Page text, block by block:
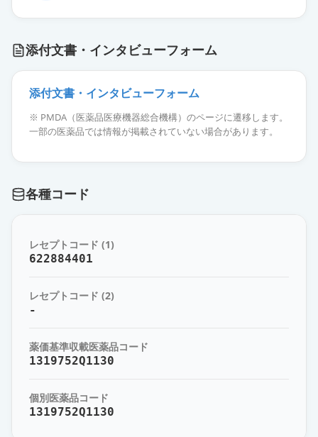
薬価 31.40 円
オロパタジン点眼液0.1％「サン
薬価 31.40 円
オロパタジン点眼液0.1％「日新」
薬価 31.40 円
薬価 31.40 円
オロパタジン点眼液0.1％「杏林」
薬価 31.40 円
オロパタジン点眼液0.1％「センジ
ュ」
添付文書・インタビューフォーム
添付文書・インタビューフォーム
※ PMDA（医薬品医療機器総合機構）のページに遷移します。
一部の医薬品では情報が掲載されていない場合があります。
各種コード
レセプトコード (1)
622884401
レセプトコード (2)
-
薬価基準収載医薬品コード
1319752Q1130
個別医薬品コード
1319752Q1130